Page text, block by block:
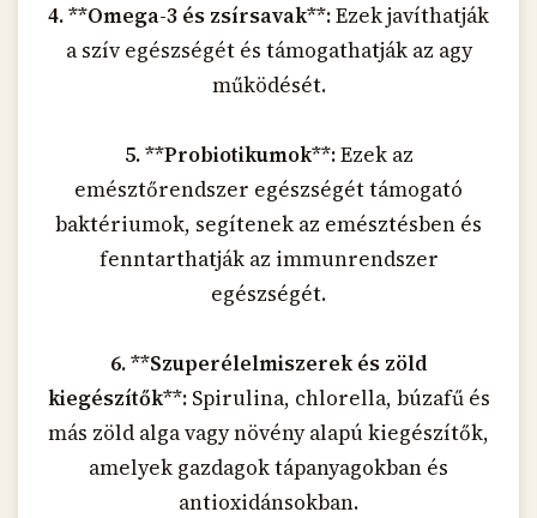
4. **Omega-3 és zsírsavak**:Ezek javíthatják
a szív egészségét és támogathatják az agy
működését.
5. **Probiotikumok**:Ezek az
emésztőrendszer egészségét támogató
baktériumok, segítenek az emésztésben és
fenntarthatják az immunrendszer
egészségét.
6. **Szuperélelmiszerek és zöld
kiegészítők**:Spirulina, chlorella, búzafű és
más zöld alga vagy növény alapú kiegészítők,
amelyek gazdagok tápanyagokban és
antioxidánsokban.